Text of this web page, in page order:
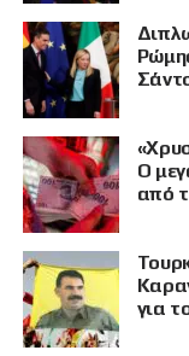
Ο
από
για